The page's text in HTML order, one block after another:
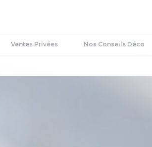
Ventes Privées Nos Conseils Déco